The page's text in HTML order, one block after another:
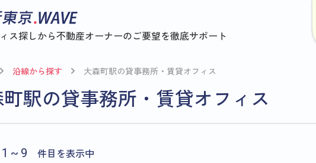
ス探しから不動産オーナーのご要望を徹底サポート
沿線から探す 大森町駅の貸事務所・賃貸オフィス
駅の貸事務所・賃貸オフィス
1~9
件目を表示中